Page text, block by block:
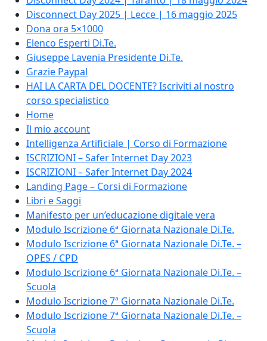
Disconnect Day 2025 | Lecce | 16 maggio 2025
Dona ora 5×1000
Elenco Esperti Di.Te.
Giuseppe Lavenia Presidente Di.Te.
Grazie Paypal
HAI LA CARTA DEL DOCENTE? Iscriviti al nostro
corso specialistico
Home
Il mio account
Intelligenza Artificiale | Corso di Formazione
ISCRIZIONI – Safer Internet Day 2023
ISCRIZIONI – Safer Internet Day 2024
Landing Page – Corsi di Formazione
Libri e Saggi
Manifesto per un’educazione digitale vera
Modulo Iscrizione 6ª Giornata Nazionale Di.Te.
Modulo Iscrizione 6ª Giornata Nazionale Di.Te. –
OPES / CPD
Modulo Iscrizione 6ª Giornata Nazionale Di.Te. –
Scuola
Modulo Iscrizione 7ª Giornata Nazionale Di.Te.
Modulo Iscrizione 7ª Giornata Nazionale Di.Te. –
Scuola